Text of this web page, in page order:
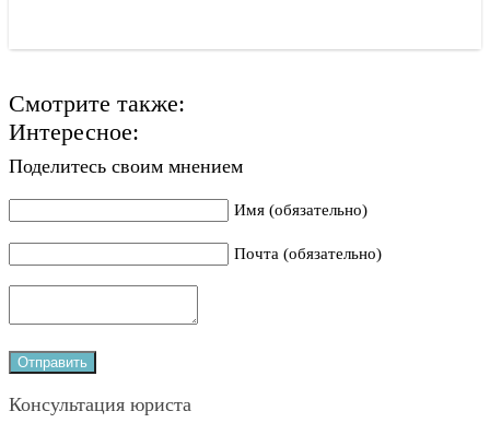
Смотрите также:
Интересное:
Поделитесь своим мнением
Имя (обязательно)
Почта (обязательно)
Консультация юриста